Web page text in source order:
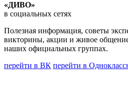
«ДИВО»
в социальных сетях
Полезная информация, советы
викторины, акции и живое
наших официальных группах.
перейти в ВК перейти в